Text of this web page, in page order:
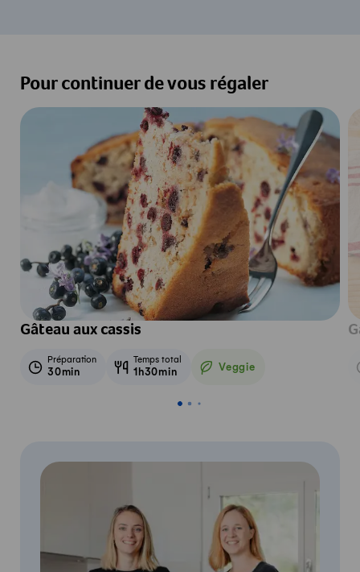
Pour continuer de vous régaler
Gâteau aux cassis
Préparation
30min
Temps total
1h30min Veggie
Veggie